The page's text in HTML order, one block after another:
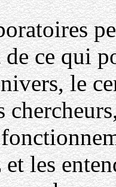
ce qui
le
les